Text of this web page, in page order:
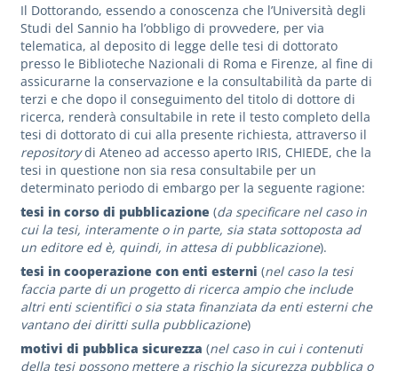
Il Dottorando, essendo a conoscenza che l’Università degli
Studi del Sannio ha l’obbligo di provvedere, per via
telematica, al deposito di legge delle tesi di dottorato
presso le Biblioteche Nazionali di Roma e Firenze, al fine di
assicurarne la conservazione e la consultabilità da parte di
terzi e che dopo il conseguimento del titolo di dottore di
ricerca, renderà consultabile in rete il testo completo della
tesi di dottorato di cui alla presente richiesta, attraverso il
repositorydi Ateneo ad accesso aperto IRIS, CHIEDE, che la
tesi in questione non sia resa consultabile per un
determinato periodo di embargo per la seguente ragione:
tesi in corso di pubblicazione (da specificare nel caso in
cui la tesi, interamente o in parte, sia stata sottoposta ad
un editore ed è, quindi, in attesa di pubblicazione).
tesi in cooperazione con enti esterni (nel caso la tesi
faccia parte di un progetto di ricerca ampio che include
altri enti scientifici o sia stata finanziata da enti esterni che
vantano dei diritti sulla pubblicazione)
motivi di pubblica sicurezza (nel caso in cui i contenuti
della tesi possono mettere a rischio la sicurezza pubblica o